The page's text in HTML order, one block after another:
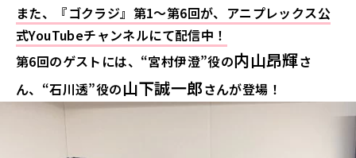
また、『ゴクラジ』第1～第6回が、アニプレックス公
式YouTubeチャンネルにて配信中！
第6回のゲストには、“宮村伊澄”役の内山昂輝さ
ん、“石川透”役の山下誠一郎さんが登場！